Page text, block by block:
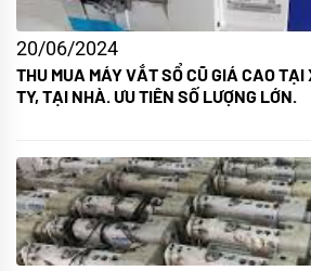
20/06/2024
THU MUA MÁY VẮT SỔ CŨ GIÁ CAO TẠI
TY, TẠI NHÀ. ƯU TIÊN SỐ LƯỢNG LỚN.